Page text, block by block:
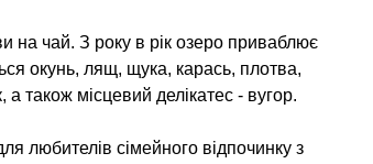
на чай. З року в рік озеро приваблює
окунь, лящ, щука, карась, плотва,
також місцевий делікатес - вугор.
любителів сімейного відпочинку з